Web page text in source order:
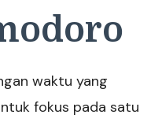
waktu yang
fokus pada satu